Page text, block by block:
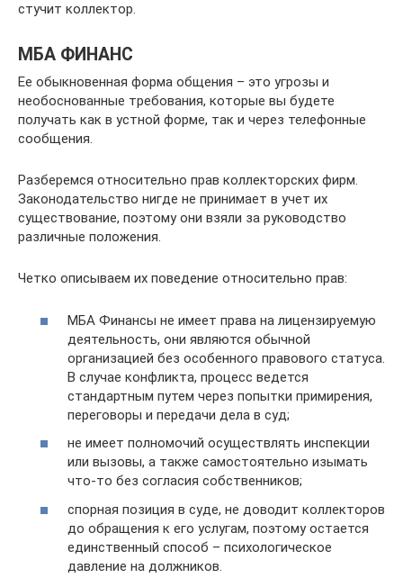
стучит коллектор.
МБА ФИНАНС
Ее обыкновенная форма общения – это угрозы и
необоснованные требования, которые вы будете
получать как в устной форме, так и через телефонные
сообщения.
Разберемся относительно прав коллекторских фирм.
Законодательство нигде не принимает в учет их
существование, поэтому они взяли за руководство
различные положения.
Четко описываем их поведение относительно прав:
МБА Финансы не имеет права на лицензируемую
деятельность, они являются обычной
организацией без особенного правового статуса.
В случае конфликта, процесс ведется
стандартным путем через попытки примирения,
переговоры и передачи дела в суд;
не имеет полномочий осуществлять инспекции
или вызовы, а также самостоятельно изымать
что-то без согласия собственников;
спорная позиция в суде, не доводит коллекторов
до обращения к его услугам, поэтому остается
единственный способ – психологическое
давление на должников.